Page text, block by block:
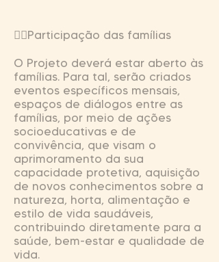
Participação das famílias
O Projeto deverá estar aberto às
famílias. Para tal, serão criados
eventos específicos mensais,
espaços de diálogos entre as
famílias, por meio de ações
socioeducativas e de
convivência, que visam o
aprimoramento da sua
capacidade protetiva, aquisição
de novos conhecimentos sobre a
natureza, horta, alimentação e
estilo de vida saudáveis,
contribuindo diretamente para a
saúde, bem-estar e qualidade de
vida.